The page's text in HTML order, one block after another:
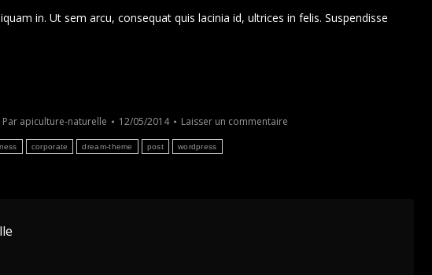
in. Ut sem arcu, consequat quis lacinia id, ultrices in felis. Suspendisse
Par apiculture-naturelle 12/05/2014
Laisser un commentaire
corporate dream-theme post wordpress